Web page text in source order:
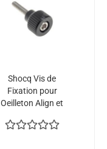
Shocq Vis de
Fixation pour
Oeilleton Align et